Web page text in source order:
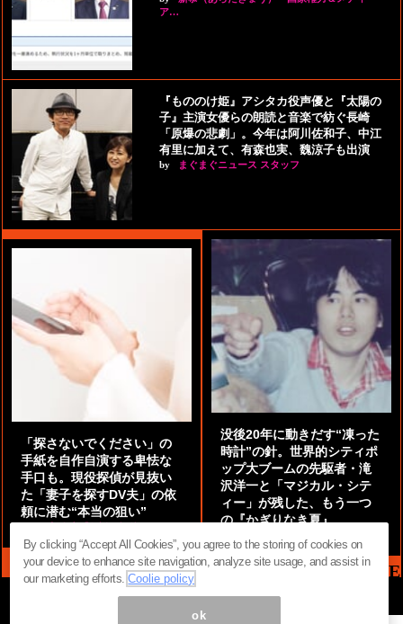
ア…
『もののけ姫』アシタカ役声優と『太陽の
子』主演女優らの朗読と音楽で紡ぐ長崎
「原爆の悲劇」。今年は阿川佐和子、中江
有里に加えて、有森也実、魏涼子も出演
by まぐまぐニュース スタッフ
「探さないでください」の
手紙を自作自演する卑怯な
手口も。現役探偵が見抜い
た「妻子を探すDV夫」の依
頼に潜む“本当の狙い”
没後20年に動きだす“凍った
時計”の針。世界的シティポ
ップ大ブームの先駆者・滝
沢洋一と「マジカル・シテ
ィー」が残した、もう一つ
の『かぎりなき夏』
MAG2 NEWS HEADLINE
By clicking “Accept All Cookies”, you agree to the storing of cookies on
your device to enhance site navigation, analyze site usage, and assist in
our marketing efforts.Coolie policy
ok